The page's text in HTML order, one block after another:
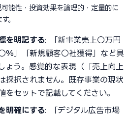
能性・投資効果を論理的・定量的に
。
を明記する: 「新事業売上○万円
」「新規顧客○社獲得」など具
ょう。感覚的な表現（「売上向上
採択されません。既存事業の現状
をセットで記載してください。
明確にする: 「デジタル広告市場